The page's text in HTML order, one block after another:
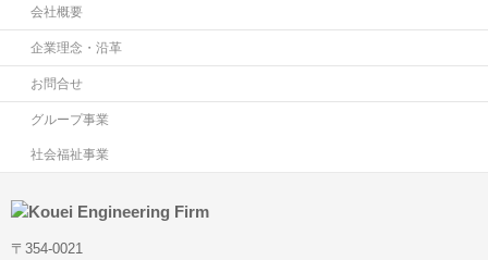
会社概要
企業理念・沿革
お問合せ
グループ事業
社会福祉事業
〒354-0021